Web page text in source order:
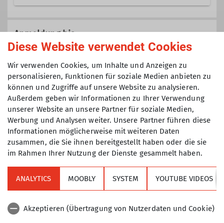
Trainer C Alpinklettern
Kletterbetreuer Breitensport
Trainer C Skibergsteigen
Ämter
Tourenführer
Kletterpartner*innen und
unzuverlässigen Verabredungen? Dann
komm zum TAK Klettertreff.
Wir treffen uns immer dienstags um 18
Uhr in derDAV Kletterhalle in
Thalkirchen. Gegenüber dem
Materialverleih ist der „Check-In“ –
kurzes Zusammentreffen, „sortieren“
und ab in die Halle, wo wir natürlich
vor allem klettern.
Aber der TAK Klettertreff ist mehr als
das:
Themen-Tage:Jeden 1. Klettertreff im
Monat (5.12., 9.1., 6.2., ...) widmen wir
uns einem besonderen Thema. Dabei
Anmeldung bis
Maximale Teilnehmeranzahl
12
Alpenverein
Diese Website verwendet Cookies
Wir verwenden Cookies, um Inhalte und Anzeigen zu
personalisieren, Funktionen für soziale Medien anbieten zu
können und Zugriffe auf unsere Website zu analysieren.
Außerdem geben wir Informationen zu Ihrer Verwendung
unserer Website an unsere Partner für soziale Medien,
Werbung und Analysen weiter. Unsere Partner führen diese
Informationen möglicherweise mit weiteren Daten
zusammen, die Sie ihnen bereitgestellt haben oder die sie
im Rahmen Ihrer Nutzung der Dienste gesammelt haben.
ANALYTICS MOOBLY SYSTEM YOUTUBE VIDEOS
Akzeptieren (Übertragung von Nutzerdaten und Cookie)